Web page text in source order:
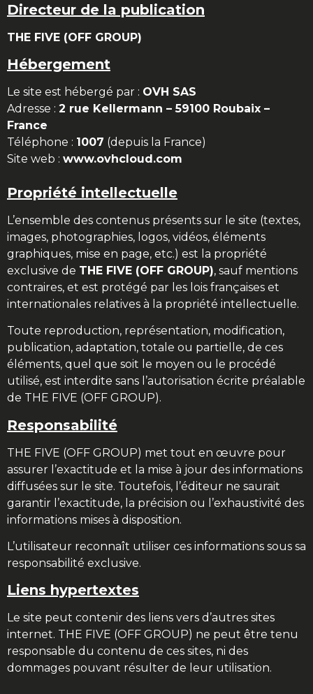
Directeur de la publication
THE FIVE (OFF GROUP)
Hébergement
Le site est hébergé par : OVH SAS
Adresse : 2 rue Kellermann – 59100 Roubaix –
France
Téléphone : 1007 (depuis la France)
Site web : www.ovhcloud.com
Propriété intellectuelle
L’ensemble des contenus présents sur le site (textes,
images, photographies, logos, vidéos, éléments
graphiques, mise en page, etc.) est la propriété
exclusive de THE FIVE (OFF GROUP), sauf mentions
contraires, et est protégé par les lois françaises et
internationales relatives à la propriété intellectuelle.
Toute reproduction, représentation, modification,
publication, adaptation, totale ou partielle, de ces
éléments, quel que soit le moyen ou le procédé
utilisé, est interdite sans l’autorisation écrite préalable
de THE FIVE (OFF GROUP).
Responsabilité
THE FIVE (OFF GROUP) met tout en œuvre pour
assurer l’exactitude et la mise à jour des informations
diffusées sur le site. Toutefois, l’éditeur ne saurait
garantir l’exactitude, la précision ou l’exhaustivité des
informations mises à disposition.
L’utilisateur reconnaît utiliser ces informations sous sa
responsabilité exclusive.
Liens hypertextes
Le site peut contenir des liens vers d’autres sites
internet. THE FIVE (OFF GROUP) ne peut être tenu
responsable du contenu de ces sites, ni des
dommages pouvant résulter de leur utilisation.